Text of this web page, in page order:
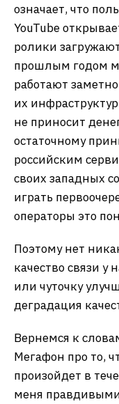
означает, что
YouTube
ролики
прошлым годом
работают
их
не приносит
остаточному
российским
своих западных
играть
операторы это
Поэтому нет
качество связи у
или чуточку
деградация
Вернемся к
Мегафон про то,
произойдет в
меня